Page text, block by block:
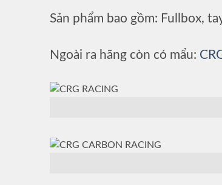
Sản phẩm bao gồm: Fullbox,
Ngoài ra hãng còn có mẩu: